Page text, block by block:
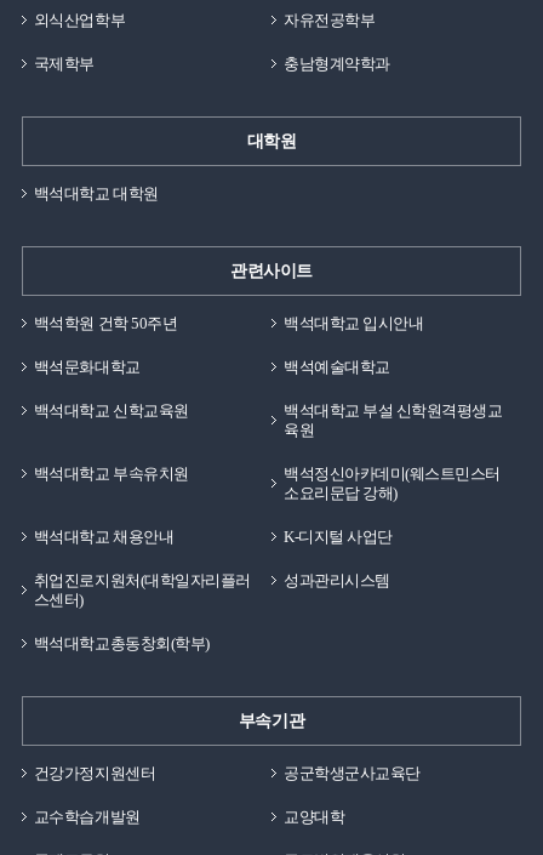
외식산업학부 자유전공학부
국제학부 충남형계약학과
대학원
백석대학교 대학원
관련사이트
백석학원 건학 50주년 백석대학교 입시안내
백석문화대학교 백석예술대학교
백석대학교 신학교육원
백석대학교 부설 신학원격평생교
육원
백석대학교 부속유치원
백석정신아카데미(웨스트민스터
소요리문답 강해)
백석대학교 채용안내 K-디지털 사업단
취업진로지원처(대학일자리플러
스센터)
성과관리시스템
백석대학교총동창회(학부)
부속기관
건강가정지원센터 공군학생군사교육단
교수학습개발원 교양대학